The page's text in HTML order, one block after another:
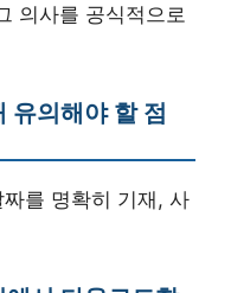
의사를 공식적으로
유의해야 할 점
를 명확히 기재, 사